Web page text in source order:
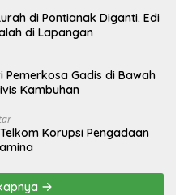
di Pontianak Diganti. Edi
di Lapangan
Pemerkosa Gadis di Bawah
Kambuhan
Korupsi Pengadaan